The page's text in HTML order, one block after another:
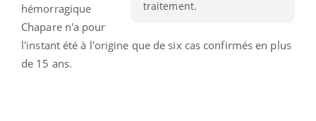
traitement.
hémorragique
Chapare n'a pour
l'instant été à l'origine que de six cas confirmés en plus
de 15 ans.